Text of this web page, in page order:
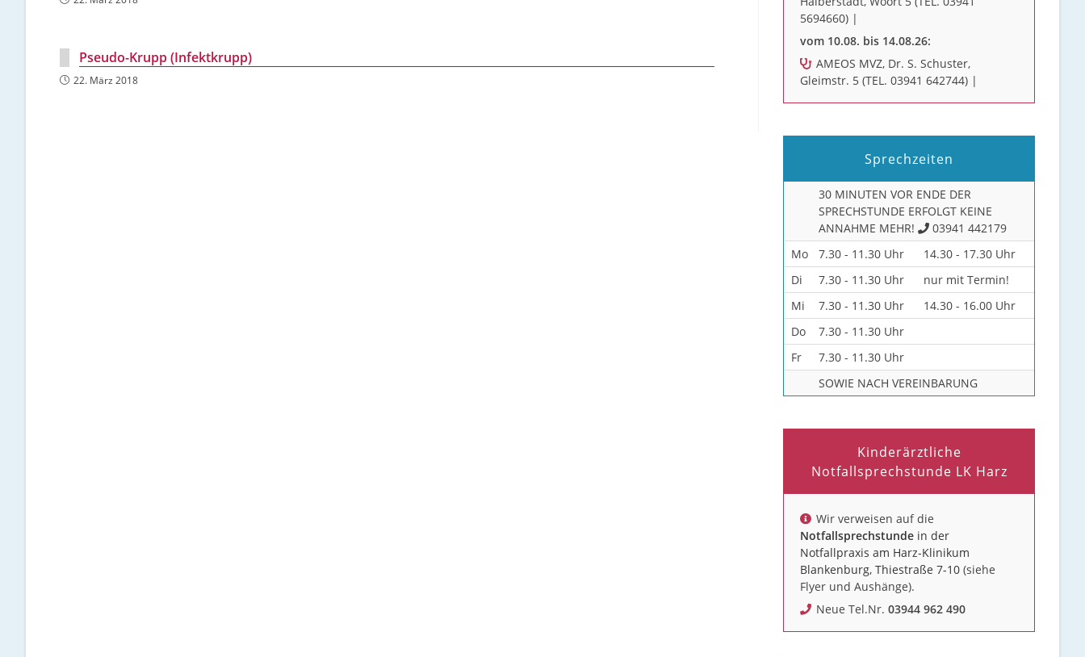
Pseudo-Krupp (Infektkrupp)
22. März 2018
5694660) |
vom 10.08. bis 14.08.26:
AMEOS MVZ, Dr. S. Schuster,
Gleimstr. 5 (TEL. 03941 642744) |
Sprechzeiten
30 MINUTEN VOR ENDE DER
SPRECHSTUNDE ERFOLGT KEINE
ANNAHME MEHR!
03941 442179
Mo
7.30 - 11.30 Uhr
14.30 - 17.30 Uhr
Di
7.30 - 11.30 Uhr
nur mit Termin!
Mi
7.30 - 11.30 Uhr
14.30 - 16.00 Uhr
Do
7.30 - 11.30 Uhr
Fr
7.30 - 11.30 Uhr
SOWIE NACH VEREINBARUNG
Kinderärztliche
Notfallsprechstunde LK Harz
Wir verweisen auf die
Notfallsprechstunde in der
Notfallpraxis am Harz-Klinikum
Blankenburg, Thiestraße 7-10 (siehe
Flyer und Aushänge).
Neue Tel.Nr.03944 962 490